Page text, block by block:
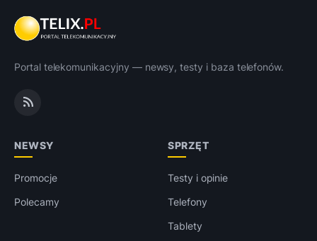
Portal telekomunikacyjny — newsy, testy i baza telefonów.
NEWSY
Promocje
Polecamy
SPRZĘT
Testy i opinie
Telefony
Tablety